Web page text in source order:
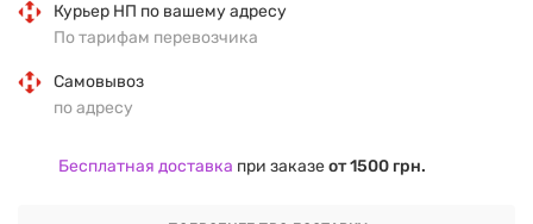
Курьер НП по вашему адресу
По тарифам перевозчика
Самовывоз
по адресу
Бесплатная доставка при заказеот 1500 грн.
Без глютена, растительный белок
Ассорти вкусов: арахис+карамель, двойной
фундук+гималайская соль, фундук+карамель